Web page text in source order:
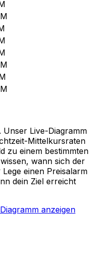
Unser Live-Diagramm
Mittelkursraten
zu einem bestimmten
wann sich der
einen Preisalarm
dein Ziel erreicht
anzeigen